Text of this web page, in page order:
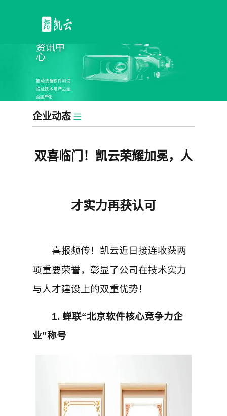
资讯中
心
推动装备软件测试
验证技术与产品全
面国产化
企业动态
双喜临门！凯云荣耀加冕，人
才实力再获认可
喜报频传！凯云近日接连收获两
项重要荣誉，彰显了公司在技术实力
与人才建设上的双重优势！
1. 蝉联“北京软件核心竞争力企
业”称号